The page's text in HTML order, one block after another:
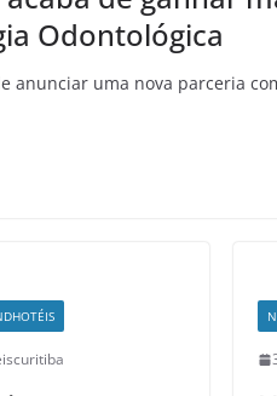
Odontológica
anunciar uma nova parceria